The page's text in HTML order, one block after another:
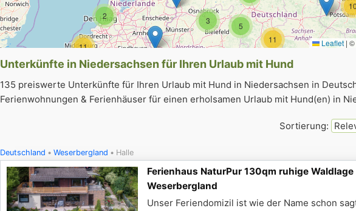
2
11
10
11
35
4
3
5
5
19
2
Leaflet | ©
Unterkünfte in Niedersachsen für Ihren Urlaub mit Hund
135 preiswerte Unterkünfte für Ihren Urlaub mit Hund in Niedersachsen in
Ferienwohnungen & Ferienhäuser für einen erholsamen Urlaub mit Hund(en) in
Sortierung:
Deutschland Weserbergland Halle
Ferienhaus NaturPur 130qm ruhige Waldlage
Weserbergland
Unser Feriendomizil ist wie der Name schon